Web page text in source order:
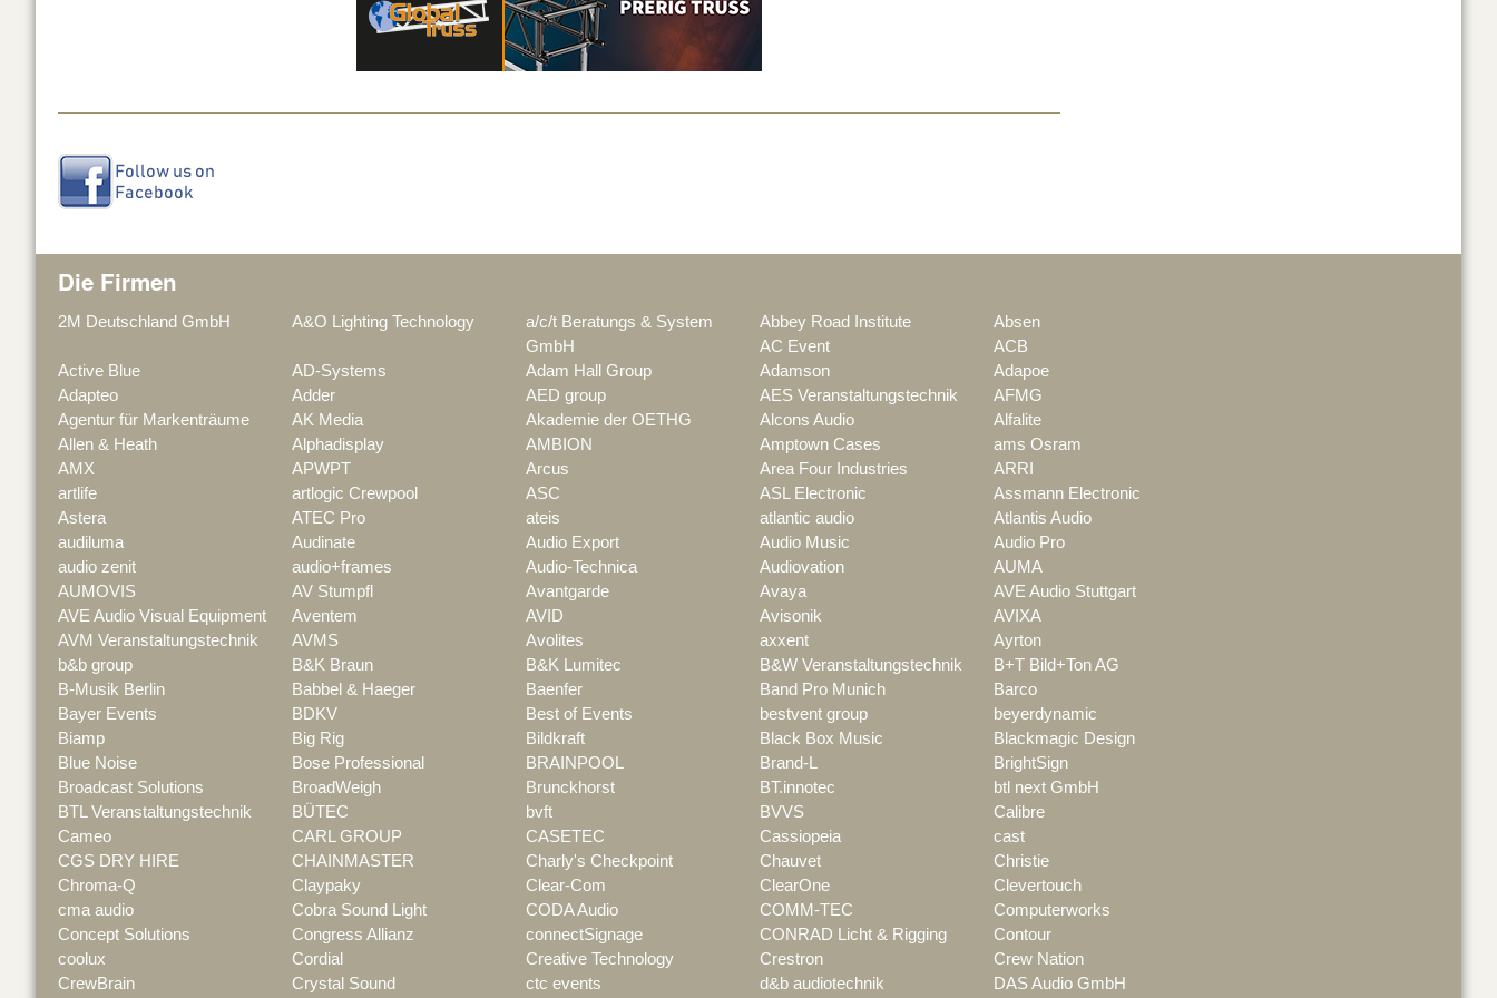
Die Firmen
2M Deutschland GmbH A&O Lighting Technology
a/c/t Beratungs & System
GmbH
Abbey Road Institute
Absen
AC Event
ACB
Active Blue
AD-Systems Adam Hall Group Adamson
Adapoe
Adapteo
Adder AED group AES Veranstaltungstechnik
AFMG
Agentur für Markenträume
AK Media Akademie der OETHG Alcons Audio
Alfalite
Allen & Heath
Alphadisplay AMBION Amptown Cases
ams Osram
AMX
APWPT Arcus Area Four Industries
ARRI
artlife
artlogic Crewpool ASC ASL Electronic
Assmann Electronic
Astera
ATEC Pro ateis atlantic audio
Atlantis Audio
audiluma
Audinate Audio Export Audio Music
Audio Pro
audio zenit
audio+frames Audio-Technica Audiovation
AUMA
AUMOVIS
AV Stumpfl Avantgarde Avaya
AVE Audio Stuttgart
AVE Audio Visual Equipment
Aventem AVID Avisonik
AVIXA
AVM Veranstaltungstechnik
AVMS Avolites axxent
Ayrton
b&b group
B&K Braun B&K Lumitec B&W Veranstaltungstechnik
B+T Bild+Ton AG
B-Musik Berlin
Babbel & Haeger Baenfer Band Pro Munich
Barco
Bayer Events
BDKV Best of Events bestvent group
beyerdynamic
Biamp
Big Rig Bildkraft Black Box Music
Blackmagic Design
Blue Noise
Bose Professional BRAINPOOL Brand-L
BrightSign
Broadcast Solutions
BroadWeigh Brunckhorst BT.innotec
btl next GmbH
BTL Veranstaltungstechnik
BÜTEC bvft BVVS
Calibre
Cameo
CARL GROUP CASETEC Cassiopeia
cast
CGS DRY HIRE
CHAINMASTER Charly's Checkpoint Chauvet
Christie
Chroma-Q
Claypaky Clear-Com ClearOne
Clevertouch
cma audio
Cobra Sound Light CODA Audio COMM-TEC
Computerworks
Concept Solutions
Congress Allianz connectSignage CONRAD Licht & Rigging
Contour
coolux
Cordial Creative Technology Crestron
Crew Nation
CrewBrain
Crystal Sound ctc events d&b audiotechnik DAS Audio GmbH